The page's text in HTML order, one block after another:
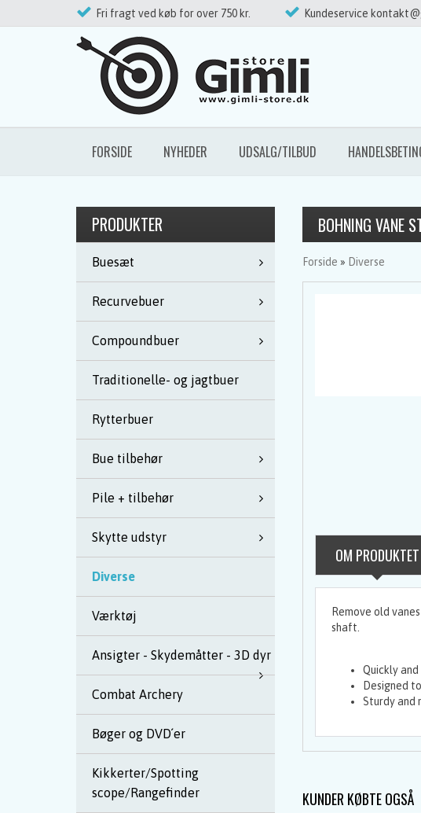
Fri fragt ved køb for over 750 kr. Kundeservice
FORSIDE NYHEDER UDSALG/TILBUD
PRODUKTER
Buesæt
Recurvebuer
Compoundbuer
Traditionelle- og jagtbuer
Rytterbuer
Bue tilbehør
Pile + tilbehør
Skytte udstyr
Diverse
Værktøj
Ansigter - Skydemåtter - 3D dyr
Combat Archery
Bøger og DVD´er
Kikkerter/Spotting
scope/Rangefinder
BOHNING VANE
Forside » Diverse
OM PRODUKTET
Remove old
shaft.
Quickly
Designed
Sturdy and
KUNDER KØBTE OGSÅ